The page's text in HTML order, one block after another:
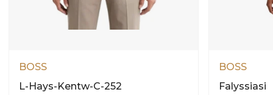
BOSS
L-Hays-Kentw-C-252
BOSS
Falyssiasi